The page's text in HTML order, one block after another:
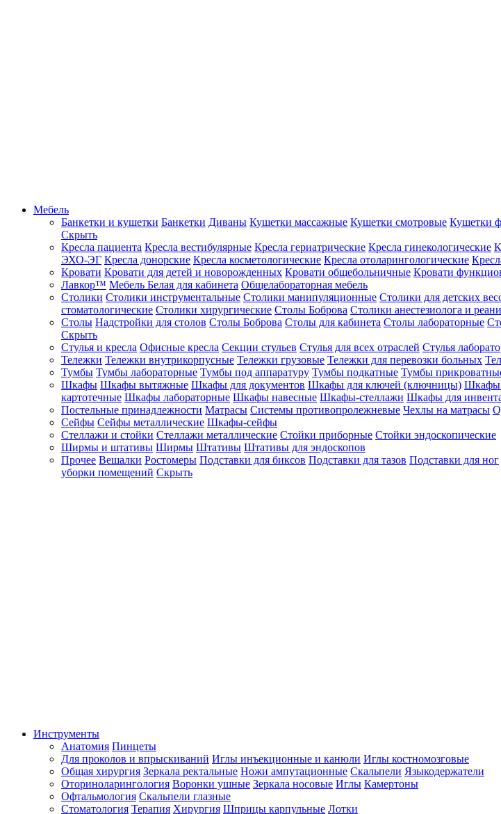
Мебель
Банкетки и кушетки Банкетки Диваны Кушетки массажные Кушетки смотровые Кушетки
Скрыть
Кресла пациента Кресла вестибулярные Кресла гериатрические Кресла гинекологические
ЭХО-ЭГ Кресла донорские Кресла косметологические Кресла отоларингологические
Кровати Кровати для детей и новорожденных Кровати общебольничные Кровати
Лавкор™ Мебель Белая для кабинета Общелабораторная мебель
Столики Столики инструментальные Столики манипуляционные Столики для детских
стоматологические Столики хирургические Столы Боброва Столики анестезиолога и
Столы Надстройки для столов Столы Боброва Столы для кабинета Столы лабораторные
Скрыть
Стулья и кресла Офисные кресла Секции стульев Стулья для всех отраслей Стулья
Тележки Тележки внутрикорпусные Тележки грузовые Тележки для перевозки больных
Тумбы Тумбы лабораторные Тумбы под аппаратуру Тумбы подкатные Тумбы
Шкафы Шкафы вытяжные Шкафы для документов Шкафы для ключей (ключницы) Шкафы
картотечные Шкафы лабораторные Шкафы навесные Шкафы-стеллажи Шкафы для
Постельные принадлежности Матрасы Системы противопролежневые Чехлы на матрасы
Сейфы Сейфы металлические Шкафы-сейфы
Стеллажи и стойки Стеллажи металлические Стойки приборные Стойки эндоскопические
Ширмы и штативы Ширмы Штативы Штативы для эндоскопов
Прочее Вешалки Ростомеры Подставки для биксов Подставки для тазов Подставки для ног
уборки помещений Скрыть
Инструменты
Анатомия Пинцеты
Для проколов и впрыскиваний Иглы инъекционные и канюли Иглы костномозговые
Общая хирургия Зеркала ректальные Ножи ампутационные Скальпели Языкодержатели
Оториноларингология Воронки ушные Зеркала носовые Иглы Камертоны
Офтальмология Скальпели глазные
Стоматология Терапия Хирургия Шприцы карпульные Лотки